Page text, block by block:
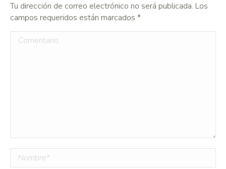
Tu dirección de correo electrónico no será publicada. Los
campos requeridos están marcados *
Comentario
Nombre *